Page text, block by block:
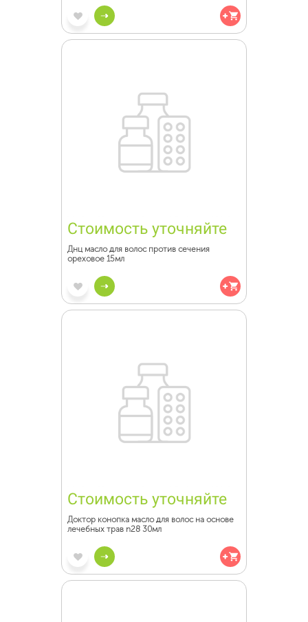
Стоимость уточняйте
Днц масло для волос против сечения
ореховое 15мл
Стоимость уточняйте
Доктор конопка масло для волос на основе
лечебных трав n28 30мл